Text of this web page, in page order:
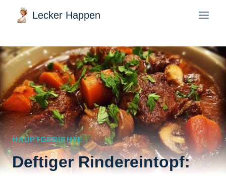
Zum
Inhalt
springen
Lecker Happen
HAUPTGERICHTE
Deftiger Rindereintopf: